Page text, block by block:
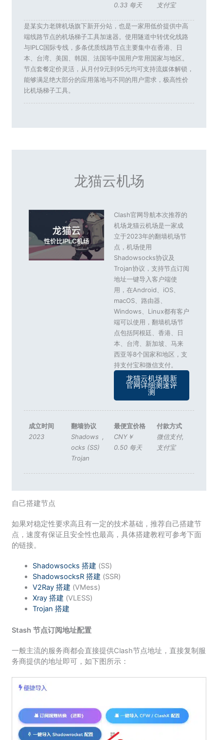
0.33 每天 支付宝
是某实力老牌机场旗下新开分站，也是一家用低价提供中高
端线路节点的机场梯子工具加速器。使用隧道中转优化线路
与IPLC国际专线，多条优质线路节点主要集中在香港、日
本、台湾、美国、韩国、法国等中国用户常用国家与地区。
节点套餐定价灵活，从月付9元到95元均可支持流媒体解锁，
能够满足绝大部分的应用落地与不同的用户需求，极高性价
比机场梯子工具。
龙猫云机场
Clash官网导航本次推荐的
机场龙猫云机场是一家成
立于2023年的翻墙机场节
点，机场使用
Shadowsocks协议及
Trojan协议，支持节点订阅
地址一键导入客户端使
用，在Android、iOS、
macOS、路由器、
Windows、Linux都有客户
端可以使用，翻墙机场节
点包括阿根廷、香港、日
本、台湾、新加坡、马来
西亚等8个国家和地区，支
持支付宝和微信支付。
龙猫云机场最新
官网详细测速评
测
成立时间
2023
翻墙协议
Shadows
ocks (SS)
,
Trojan
最便宜价格
CNY￥
0.50 每天
付款方式
微信支付,
支付宝
自己搭建节点
如果对稳定性要求高且有一定的技术基础，推荐自己搭建节
点，速度有保证且安全性也最高，具体搭建教程可参考下面
的链接。
Shadowsocks 搭建 (SS)
ShadowsocksR 搭建 (SSR)
V2Ray 搭建 (VMess)
Xray 搭建 (VLESS)
Trojan 搭建
Stash 节点订阅地址配置
一般主流的服务商都会直接提供Clash节点地址，直接复制服
务商提供的地址即可，如下图所示：